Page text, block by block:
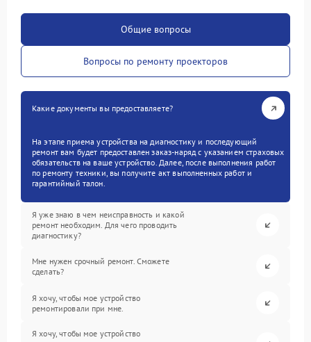
Общие вопросы
Вопросы по ремонту проекторов
Какие документы вы предоставляете?
На этапе приема устройства на диагностику и последующий
ремонт вам будет предоставлен заказ-наряд с указанием страховых
обязательств на ваше устройство. Далее, после выполнения работ
по ремонту техники, вы получите акт выполненных работ и
гарантийный талон.
Я уже знаю в чем неисправность и какой
ремонт необходим. Для чего проводить
диагностику?
Мне нужен срочный ремонт. Сможете
сделать?
Я хочу, чтобы мое устройство
ремонтировали при мне.
Я хочу, чтобы мое устройство